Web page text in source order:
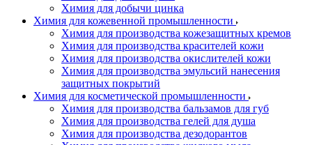
Химия для добычи цинка
Химия для кожевенной промышленности
Химия для производства кожезащитных кремов
Химия для производства красителей кожи
Химия для производства окислителей кожи
Химия для производства эмульсий нанесения
защитных покрытий
Химия для косметической промышленности
Химия для производства бальзамов для губ
Химия для производства гелей для душа
Химия для производства дезодорантов